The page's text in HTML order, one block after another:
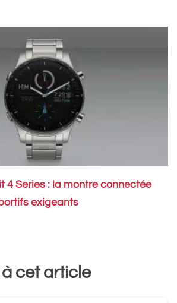
4 Series : la montre connectée
exigeants
à cet article